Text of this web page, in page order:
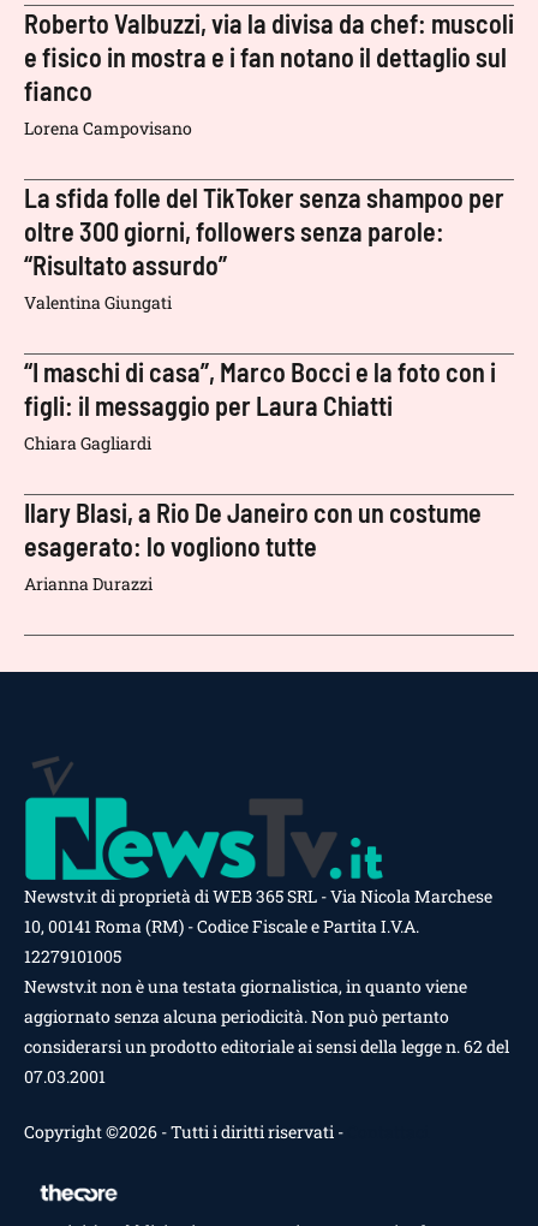
Roberto Valbuzzi, via la divisa da chef: muscoli
e fisico in mostra e i fan notano il dettaglio sul
fianco
Lorena Campovisano
La sfida folle del TikToker senza shampoo per
oltre 300 giorni, followers senza parole:
“Risultato assurdo”
Valentina Giungati
“I maschi di casa”, Marco Bocci e la foto con i
figli: il messaggio per Laura Chiatti
Chiara Gagliardi
Ilary Blasi, a Rio De Janeiro con un costume
esagerato: lo vogliono tutte
Arianna Durazzi
Newstv.it di proprietà di WEB 365 SRL - Via Nicola Marchese
10, 00141 Roma (RM) - Codice Fiscale e Partita I.V.A.
12279101005
Newstv.it non è una testata giornalistica, in quanto viene
aggiornato senza alcuna periodicità. Non può pertanto
considerarsi un prodotto editoriale ai sensi della legge n. 62 del
07.03.2001
Copyright ©2026 - Tutti i diritti riservati -